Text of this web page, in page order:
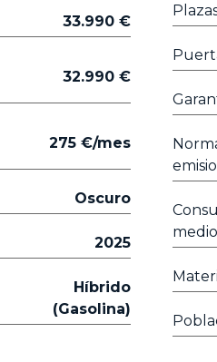
33.990 €
32.990 €
275 €/mes
Oscuro
2025
Híbrido
(Gasolina)